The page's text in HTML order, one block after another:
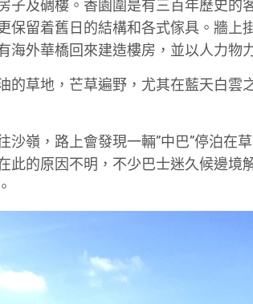
子及碉樓。香園圍是有三百年歷史
保留着舊日的結構和各式傢具。牆上
海外華橋回來建造樓房，並以人力物
的草地，芒草遍野，尤其在藍天白
沙嶺，路上會發現一輛”中巴”停泊在
此的原因不明，不少巴士迷久候邊